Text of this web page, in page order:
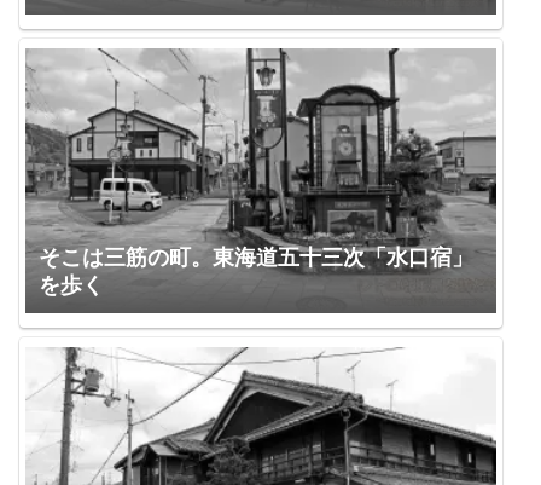
そこは三筋の町。東海道五十三次「水口宿」
を歩く